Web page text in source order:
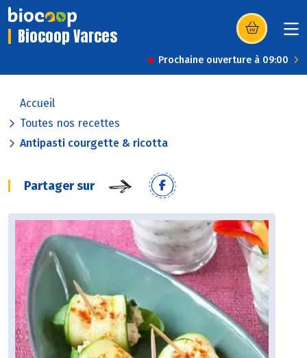
Biocoop Varces (s’ouvre dans
Prochaine ouverture à 09:00
Accueil
Toutes nos recettes
Antipasti courgette & ricotta
Partager sur